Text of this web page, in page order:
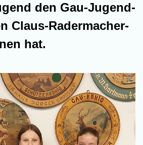
den Gau-Jugend-
Claus-Radermacher-
hat.